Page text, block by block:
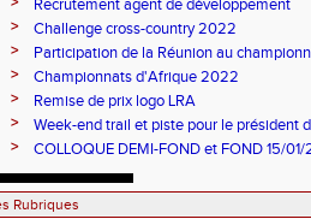
Recrutement agent de développement
>
Challenge cross-country 2022
>
Participation de la Réunion au
>
Championnats d'Afrique 2022
>
Remise de prix logo LRA
>
Week-end trail et piste pour le président
PRIANON
> COLLOQUE DEMI-FOND et FOND 15/